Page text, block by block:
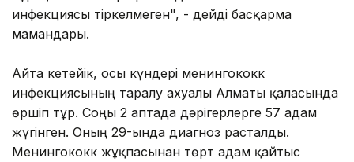
инфекциясы тіркелмеген", - дейді басқарма
мамандары.
Айта кетейік, осы күндері менингококк
инфекциясының таралу ахуалы Алматы қаласында
өршіп тұр. Соңғы 2 аптада дəрігерлерге 57 адам
жүгінген. Оның 29-ында диагноз расталды.
Менингококк жұқпасынан төрт адам қайтыс